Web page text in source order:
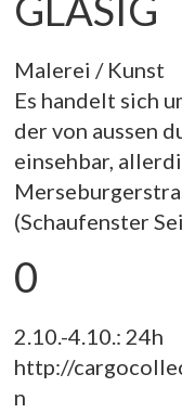
Malerei / Kunst
Es handelt sich
der von aussen
einsehbar,
(Schaufenster
0
2.10.-4.10.: 24h
http://
n